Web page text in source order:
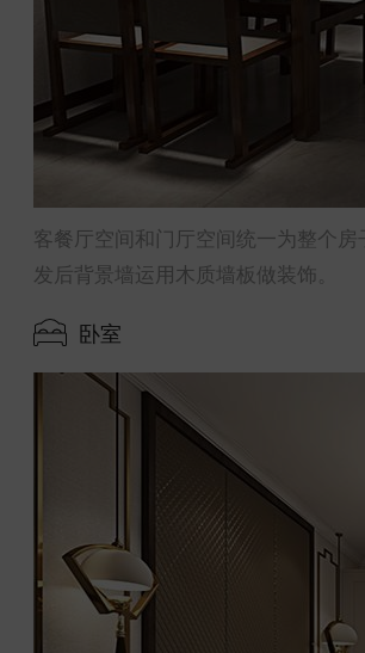
客餐厅空间和门厅空间统一为整个
发后背景墙运用木质墙板做装饰。
卧室